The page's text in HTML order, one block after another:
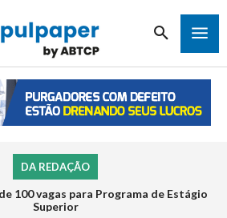
DA REDAÇÃO
100 vagas para Programa de Estágio
Superior